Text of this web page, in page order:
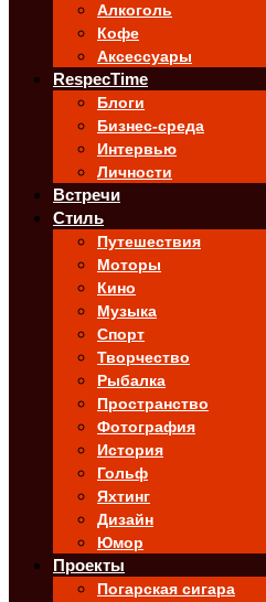
Алкоголь
Кофе
Аксессуары
RespecTime
Блоги
Бизнес-среда
Интервью
Личности
Встречи
Стиль
Путешествия
Моторы
Кино
Музыка
Спорт
Творчество
Рыбалка
Пространство
Фотография
История
Гольф
Яхтинг
Дизайн
Юмор
Проекты
Погарская сигара